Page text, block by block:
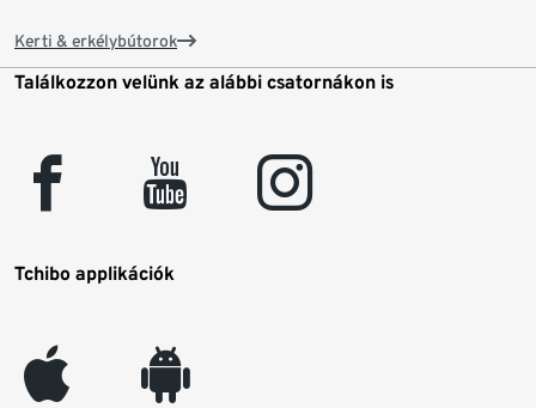
Kerti & erkélybútorok
Találkozzon velünk az alábbi csatornákon is
facebook youtube instagram
Tchibo applikációk
appleinc android